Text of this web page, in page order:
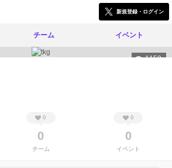
新規登録・ログイン
チーム イベント
1159
0
0
チーム
0
0
イベント